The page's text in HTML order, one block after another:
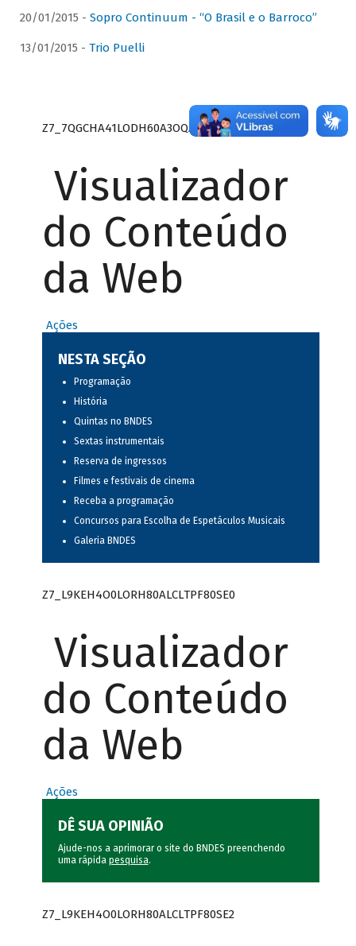
20/01/2015 - Sopro Continuum - “O Brasil e o Barroco”
13/01/2015 - Trio Puelli
Z7_7QGCHA41LODH60A3OQA8RN1415
Visualizador
do Conteúdo
da Web
Ações
NESTA SEÇÃO
Programação
História
Quintas no BNDES
Sextas instrumentais
Reserva de ingressos
Filmes e festivais de cinema
Receba a programação
Concursos para Escolha de Espetáculos Musicais
Galeria BNDES
Z7_L9KEH4O0LORH80ALCLTPF80SE0
Visualizador
do Conteúdo
da Web
Ações
DÊ SUA OPINIÃO
Ajude-nos a aprimorar o site do BNDES preenchendo
uma rápida pesquisa.
Z7_L9KEH4O0LORH80ALCLTPF80SE2